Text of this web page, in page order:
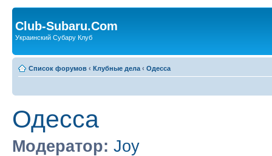
Club-Subaru.Com
Украинский Субару Клуб
Список форумов ‹ Клубные дела ‹ Одесса
Одесса
Модератор: Joy